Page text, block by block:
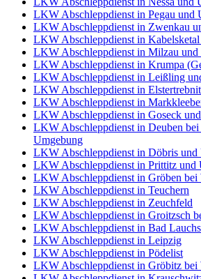
LKW Abschleppdienst in Pegau und
LKW Abschleppdienst in Zwenkau
LKW Abschleppdienst in
LKW Abschleppdienst in Milzau und
LKW Abschleppdienst in Krumpa
LKW Abschleppdienst in Leißling
LKW Abschleppdienst in
LKW Abschleppdienst in
LKW Abschleppdienst in Goseck
LKW Abschleppdienst in Deuben bei
Umgebung
LKW Abschleppdienst in Döbris und
LKW Abschleppdienst in Prittitz und
LKW Abschleppdienst in Gröben bei
LKW Abschleppdienst in Teuchern
LKW Abschleppdienst in Zeuchfeld
LKW Abschleppdienst in Groitzsch
LKW Abschleppdienst in Bad
LKW Abschleppdienst in Leipzig
LKW Abschleppdienst in Pödelist
LKW Abschleppdienst in Gröbitz bei